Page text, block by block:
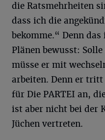
die Ratsmehrheiten
dass ich die
bekomme.“ Denn
Plänen bewusst:
müsse er mit
arbeiten. Denn er
für Die PARTEI an,
ist aber nicht bei der
Jüchen vertreten.